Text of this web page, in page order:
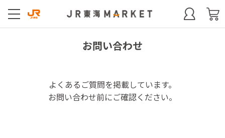
お問い合わせ
よくあるご質問を掲載しています。
お問い合わせ前にご確認ください。